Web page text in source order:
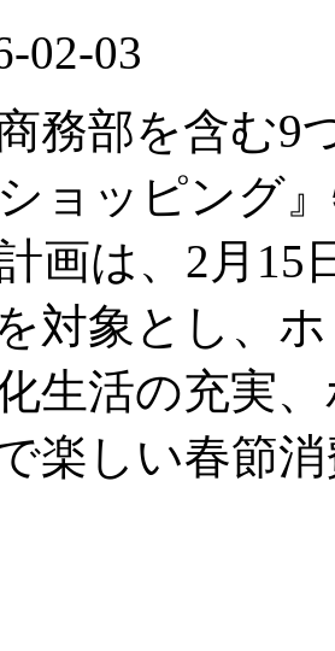
02-03
務部を含む9
ョッピング
画は、2月15
対象とし、
生活の充実
楽しい春節